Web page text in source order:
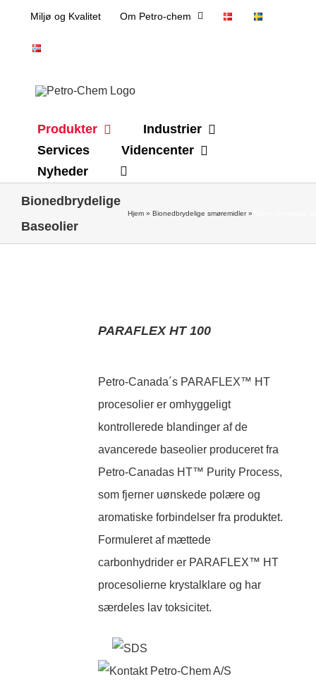
content
Miljø og Kvalitet Om Petro-chem
Produkter
Industrier
Services
Videncenter
Nyheder
Bionedbrydelige
Baseolier
Hjem » Bionedbrydelige smøremidler»
PARAFLEX HT 100
Petro-Canada´s PARAFLEX™ HT
procesolier er omhyggeligt
kontrollerede blandinger af de
avancerede baseolier produceret fra
Petro-Canadas HT™ Purity Process,
som fjerner uønskede polære og
aromatiske forbindelser fra produktet.
Formuleret af mættede
carbonhydrider er PARAFLEX™ HT
procesolierne krystalklare og har
særdeles lav toksicitet.